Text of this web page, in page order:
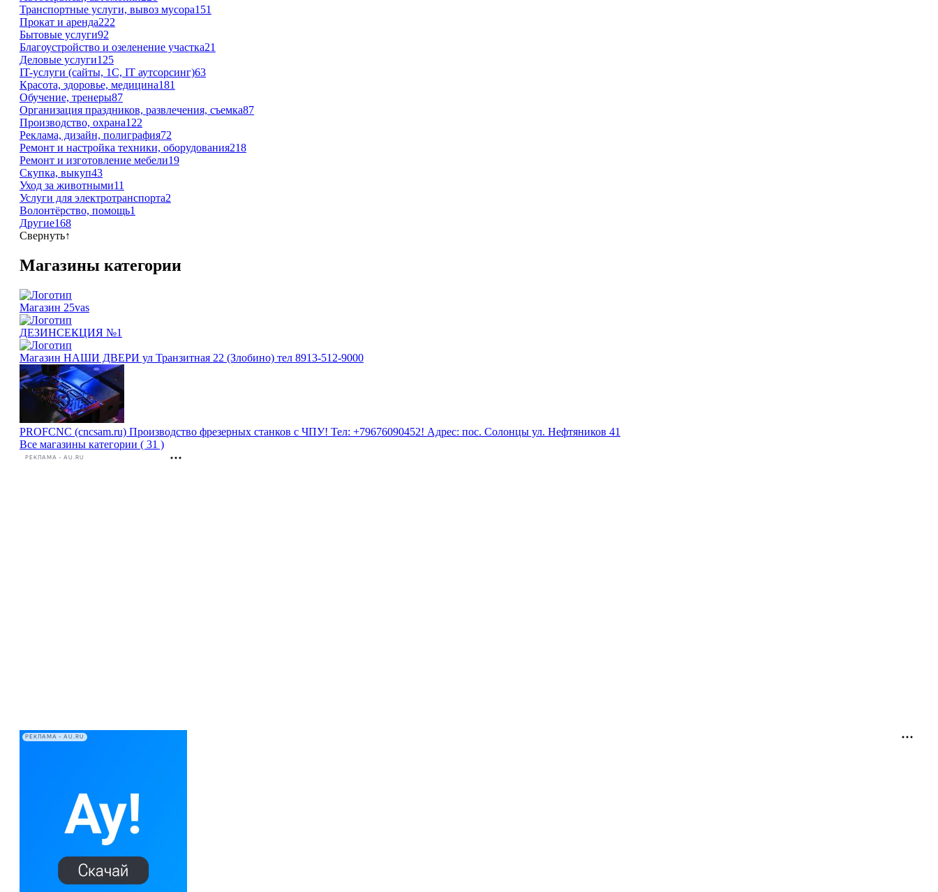
Транспортные услуги, вывоз мусора151
Прокат и аренда222
Бытовые услуги92
Благоустройство и озеленение участка21
Деловые услуги125
IT-услуги (сайты, 1C, IT аутсорсинг)63
Красота, здоровье, медицина181
Обучение, тренеры87
Организация праздников, развлечения, съемка87
Производство, охрана122
Реклама, дизайн, полиграфия72
Ремонт и настройка техники, оборудования218
Ремонт и изготовление мебели19
Скупка, выкуп43
Уход за животными11
Услуги для электротранспорта2
Волонтёрство, помощь1
Другие168
Свернуть↑
Магазины категории
Магазин 25vas
ДЕЗИНСЕКЦИЯ №1
Магазин НАШИ ДВЕРИ ул Транзитная 22 (Злобино) тел 8913-512-9000
PROFCNC (cncsam.ru) Производство фрезерных станков с ЧПУ! Тел: +79676090452! Адрес: пос. Солонцы ул. Нефтяников 41
Все магазины категории ( 31 )
РЕКЛАМА • AU.RU
РЕКЛАМА • AU.RU